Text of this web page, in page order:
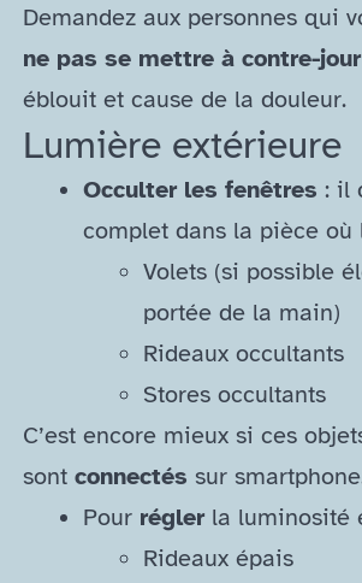
Demandez aux personnes qui
ne pas se mettre à contre-​jour
éblouit et cause de la douleur.
Lumière extérieure
Occulter les fenêtres : il
complet dans la pièce où
Volets (si possible
portée de la main)
Rideaux occultants
Stores occultants
C’est encore mieux si ces
sont connectés sur
Pour régler la luminosité
Rideaux épais